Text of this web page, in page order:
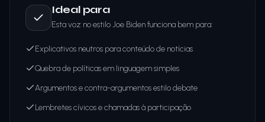
Ideal para
Esta voz no estilo Joe Biden funciona bem para:
Explicativos neutros para conteúdo de notícias
Quebra de políticas em linguagem simples
Argumentos e contra-argumentos estilo debate
Lembretes cívicos e chamadas à participação